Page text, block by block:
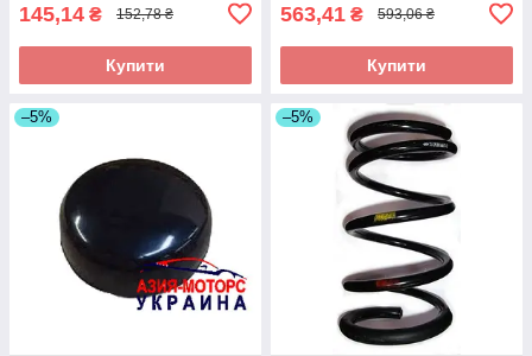
145,14 ₴ 152,78 ₴
Купити
563,41 ₴ 593,06 ₴
Купити
–5% –5%